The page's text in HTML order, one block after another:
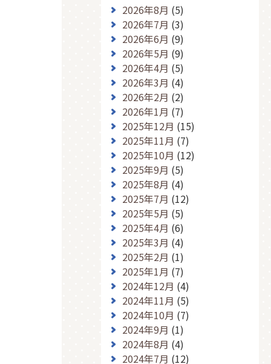
2026年8月 (5)
2026年7月 (3)
2026年6月 (9)
2026年5月 (9)
2026年4月 (5)
2026年3月 (4)
2026年2月 (2)
2026年1月 (7)
2025年12月 (15)
2025年11月 (7)
2025年10月 (12)
2025年9月 (5)
2025年8月 (4)
2025年7月 (12)
2025年5月 (5)
2025年4月 (6)
2025年3月 (4)
2025年2月 (1)
2025年1月 (7)
2024年12月 (4)
2024年11月 (5)
2024年10月 (7)
2024年9月 (1)
2024年8月 (4)
2024年7月 (12)